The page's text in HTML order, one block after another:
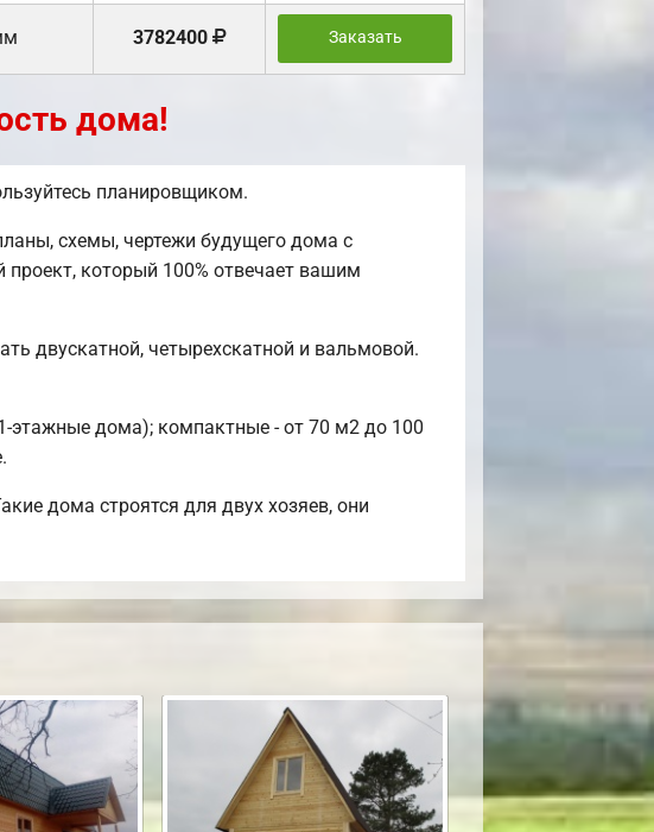
3782400 Заказать
дома!
планировщиком.
схемы, чертежи будущего дома с
который 100% отвечает вашим
двускатной, четырехскатной и вальмовой.
дома); компактные - от 70 м2 до 100
дома строятся для двух хозяев, они